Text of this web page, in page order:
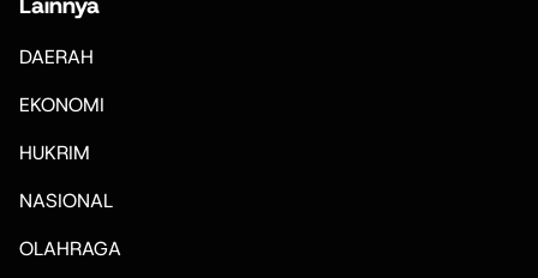
DAERAH
EKONOMI
HUKRIM
NASIONAL
OLAHRAGA